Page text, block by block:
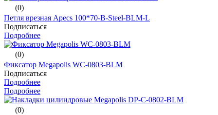
(0)
Петля врезная Apecs 100*70-B-Steel-BLM-L
Подписаться
Подробнее
(0)
Фиксатор Megapolis WC-0803-BLM
Подписаться
Подробнее
Подробнее
(0)